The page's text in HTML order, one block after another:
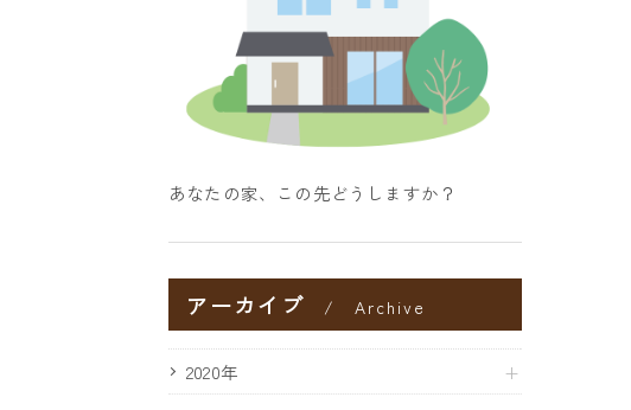
あなたの家、この先どうしますか？
アーカイブ Archive
2020年